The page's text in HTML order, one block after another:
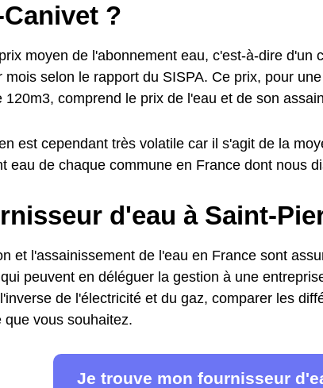
?
moyen de l'abonnement eau, c'est-à-dire d'un
mois selon le rapport du SISPA. Ce prix, pour
120m3, comprend le prix de l'eau et de son
est cependant très volatile car il s'agit de la
eau de chaque commune en France dont nous
d'eau à Saint-
et l'assainissement de l'eau en France sont
peuvent en déléguer la gestion à une
de l'électricité et du gaz, comparer les
que vous souhaitez.
Je trouve mon fournisseur